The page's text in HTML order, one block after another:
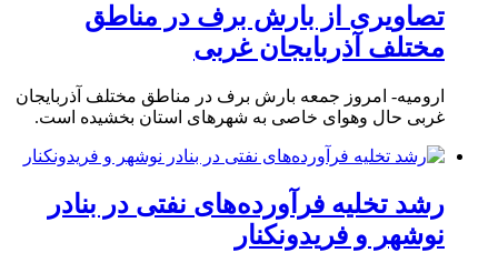
تصاویری از بارش برف در مناطق
مختلف آذربایجان غربی
ارومیه- امروز جمعه بارش برف در مناطق مختلف آذربایجان
غربی حال وهوای خاصی به شهرهای استان بخشیده است.
رشد تخلیه فرآورده‌های نفتی در بنادر
نوشهر و فریدونکنار